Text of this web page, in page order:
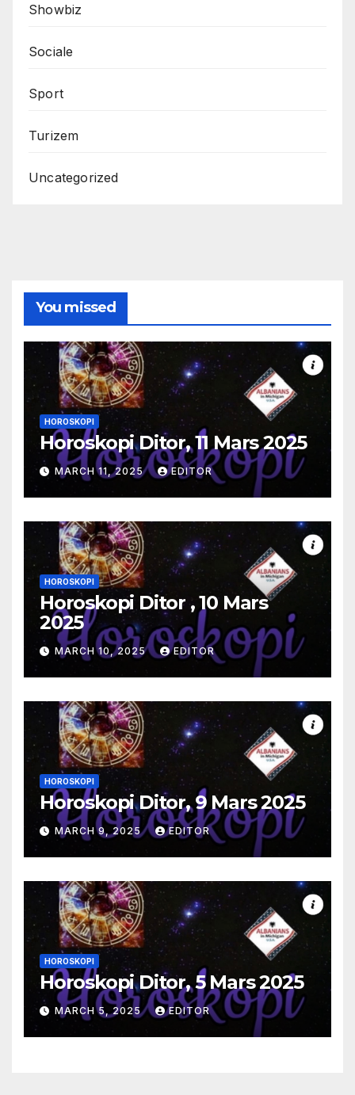
Showbiz
Sociale
Sport
Turizem
Uncategorized
You missed
HOROSKOPI
Horoskopi Ditor, 11 Mars 2025
MARCH 11, 2025 EDITOR
HOROSKOPI
Horoskopi Ditor , 10 Mars
2025
MARCH 10, 2025 EDITOR
HOROSKOPI
Horoskopi Ditor, 9 Mars 2025
MARCH 9, 2025 EDITOR
HOROSKOPI
Horoskopi Ditor, 5 Mars 2025
MARCH 5, 2025 EDITOR